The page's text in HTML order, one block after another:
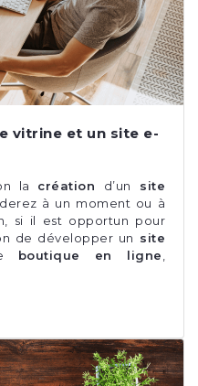
vitrine et un site e-
la création d’un site
à un moment ou à
si il est opportun pour
de développer un site
boutique en ligne